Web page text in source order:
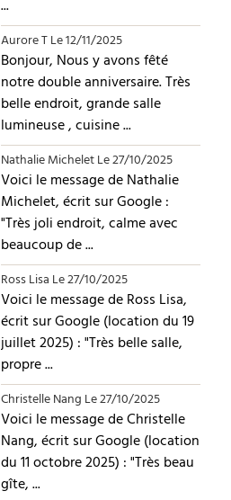
...
Aurore TLe 12/11/2025
Bonjour, Nous y avons fêté
notre double anniversaire. Très
belle endroit, grande salle
lumineuse , cuisine ...
Nathalie MicheletLe 27/10/2025
Voici le message de Nathalie
Michelet, écrit sur Google :
"Très joli endroit, calme avec
beaucoup de ...
Ross LisaLe 27/10/2025
Voici le message de Ross Lisa,
écrit sur Google (location du 19
juillet 2025) : "Très belle salle,
propre ...
Christelle NangLe 27/10/2025
Voici le message de Christelle
Nang, écrit sur Google (location
du 11 octobre 2025) : "Très beau
gîte, ...